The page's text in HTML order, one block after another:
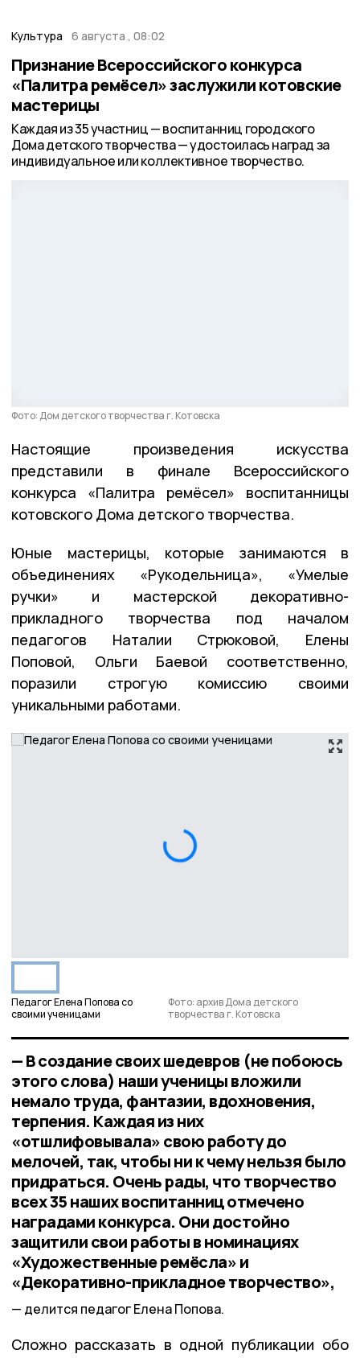
Культура 6 августа , 08:02
Признание Всероссийского конкурса
«Палитра ремёсел» заслужили котовские
мастерицы
Каждая из 35 участниц — воспитанниц городского
Дома детского творчества — удостоилась наград за
индивидуальное или коллективное творчество.
Фото: Дом детского творчества г. Котовска
Настоящие произведения искусства
представили в финале Всероссийского
конкурса «Палитра ремёсел» воспитанницы
котовского Дома детского творчества.
Юные мастерицы, которые занимаются в
объединениях «Рукодельница», «Умелые
ручки» и мастерской декоративно-
прикладного творчества под началом
педагогов Наталии Стрюковой, Елены
Поповой, Ольги Баевой соответственно,
поразили строгую комиссию своими
уникальными работами.
Педагог Елена Попова со
своими ученицами
Фото: архив Дома детского
творчества г. Котовска
— В создание своих шедевров (не побоюсь
этого слова) наши ученицы вложили
немало труда, фантазии, вдохновения,
терпения. Каждая из них
«отшлифовывала» свою работу до
мелочей, так, чтобы ни к чему нельзя было
придраться. Очень рады, что творчество
всех 35 наших воспитанниц отмечено
наградами конкурса. Они достойно
защитили свои работы в номинациях
«Художественные ремёсла» и
«Декоративно-прикладное творчество»,
делится педагог Елена Попова.
Сложно рассказать в одной публикации обо